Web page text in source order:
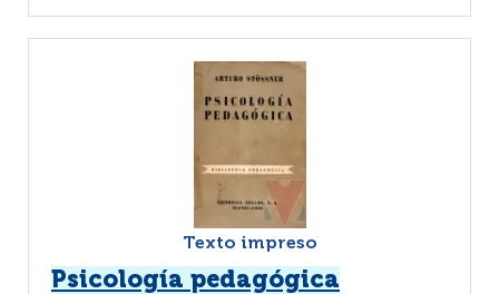
Texto impreso
Psicología pedagógica